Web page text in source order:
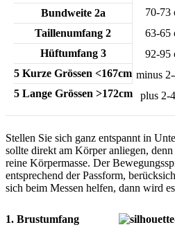
Bundweite 2a
Taillenumfang 2
Hüftumfang 3
5 Kurze Grössen <167cm
5 Lange Grössen >172cm
70-73
63-65
92-95
minus
plus 2-
Stellen Sie sich ganz entspannt in
sollte direkt am Körper anliegen,
reine Körpermasse. Der
entsprechend der Passform,
sich beim Messen helfen, dann wird
1. Brustumfang